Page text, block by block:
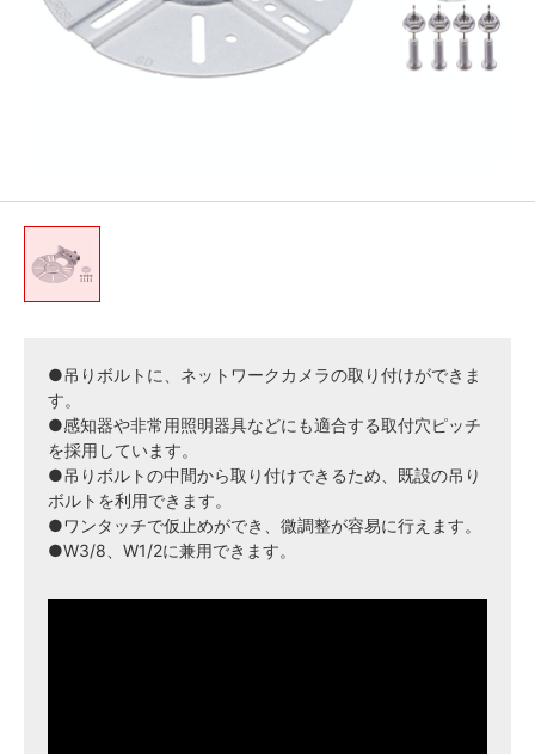
●吊りボルトに、ネットワークカメラの取り付けができま
す。
●感知器や非常用照明器具などにも適合する取付穴ピッチ
を採用しています。
●吊りボルトの中間から取り付けできるため、既設の吊り
ボルトを利用できます。
●ワンタッチで仮止めができ、微調整が容易に行えます。
●W3/8、W1/2に兼用できます。